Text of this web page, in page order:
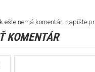
ešte nemá komentár. napíšte
KOMENTÁR